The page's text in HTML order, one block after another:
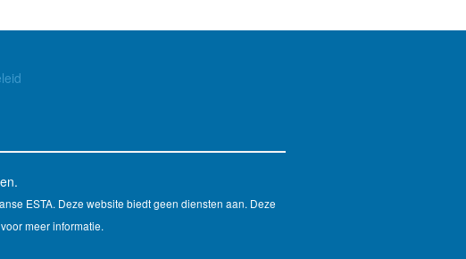
ESTA. Deze website biedt geen diensten aan. Deze
meer informatie.